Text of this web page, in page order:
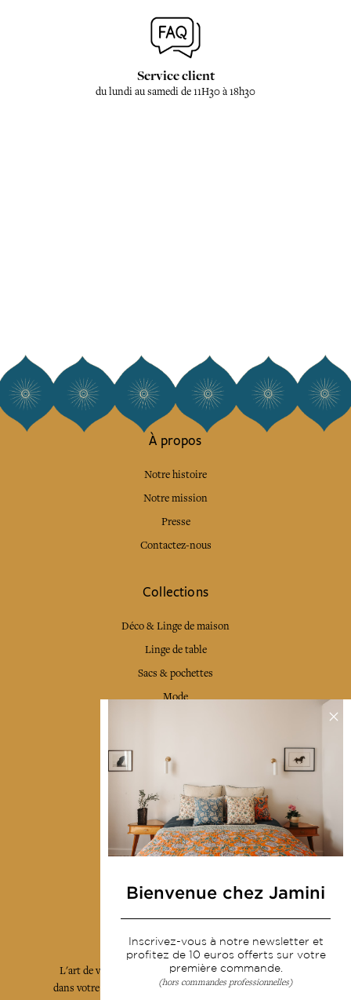
Service client
du lundi au samedi de 11H30 à 18h30
À propos
Notre histoire
Notre mission
Presse
Contactez-nous
Collections
Déco & Linge de maison
Linge de table
Sacs & pochettes
Mode
Livraison & retour
CGV
Devenir revendeur
Notre communauté
L'art de vivre JAMINI raconté avec poésie et élégance
dans votre boîte mail. Inscrivez vous à notre newsletter
Bienvenue chez Jamini
Inscrivez-vous à notre newsletter et
profitez de 10 euros offerts sur votre
première commande.
(hors commandes professionnelles)